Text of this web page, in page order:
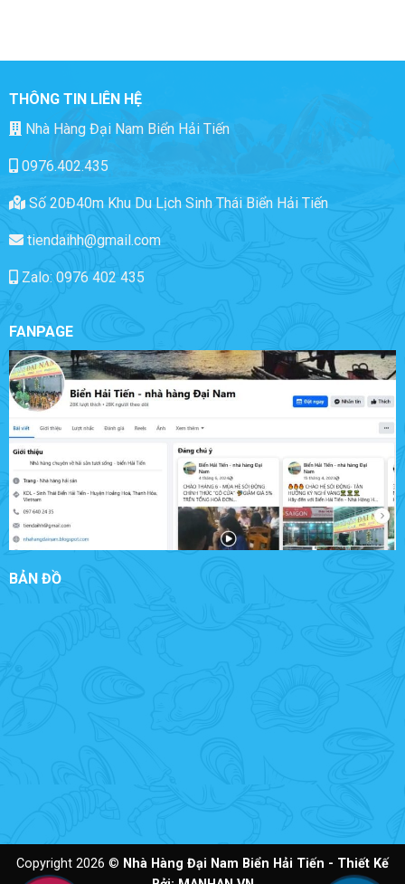
THÔNG TIN LIÊN HỆ
Nhà Hàng Đại Nam Biển Hải Tiến
0976.402.435
Số 20Đ40m Khu Du Lịch Sinh Thái Biển Hải Tiến
tiendaihh@gmail.com
Zalo: 0976 402 435
FANPAGE
BẢN ĐỒ
Copyright 2026 © Nhà Hàng Đại Nam Biển Hải Tiến - Thiết Kế